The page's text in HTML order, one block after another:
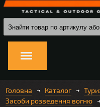
Головна Каталог
Засоби розведення вогню